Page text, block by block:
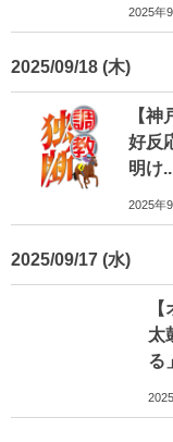
2025年
2025/09/18
【
好反
明け
2025年
2025/09/17
太
る」